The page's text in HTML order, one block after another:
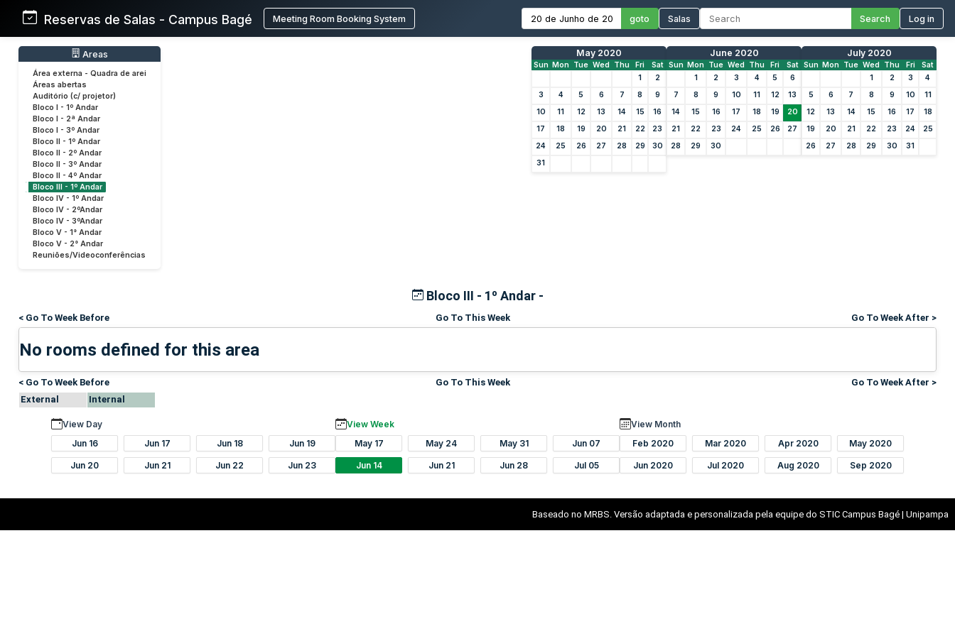
Reservas de Salas - Campus Bagé Meeting Room Booking System goto Salas Search Log in
Areas
Área externa - Quadra de arei
Áreas abertas
Auditório (c/ projetor)
Bloco I - 1º Andar
Bloco I - 2ª Andar
Bloco I - 3º Andar
Bloco II - 1º Andar
Bloco II - 2º Andar
Bloco II - 3º Andar
Bloco II - 4º Andar
Bloco III - 1º Andar
Bloco IV - 1º Andar
Bloco IV - 2ºAndar
Bloco IV - 3ºAndar
Bloco V - 1° Andar
Bloco V - 2° Andar
Reuniões/Videoconferências
May 2020
Sun Mon Tue Wed Thu Fri
Sat
1
2
3
4 5 6 7 8
9
10
11 12 13 14 15
16
17
18 19 20 21 22
23
24
25 26 27 28 29
30
31
June 2020
Sun Mon Tue Wed Thu Fri
Sat
1
2 3 4 5
6
7
8 9 10 11 12
13
14
15 16 17 18 19
20
21
22 23 24 25 26
27
28
29 30
July 2020
Sun Mon Tue Wed Thu Fri
Sat
1
2 3
4
5
6 7 8 9 10
11
12
13 14 15 16 17
18
19
20 21 22 23 24
25
26
27 28 29 30 31
Bloco III - 1º Andar -
< Go To Week Before Go To This Week Go To Week After >
No rooms defined for this area
< Go To Week Before Go To This Week
Go To Week After >
External
Internal
View Day
Jun 16
Jun 17 Jun 18 Jun 19
Jun 20 Jun 21 Jun 22 Jun 23
View Week
May 17
May 24 May 31 Jun 07
Jun 14 Jun 21 Jun 28 Jul 05
View Month
Feb 2020
Mar 2020 Apr 2020 May 2020
Jun 2020 Jul 2020 Aug 2020 Sep 2020
Baseado no MRBS. Versão adaptada e personalizada pela equipe do STIC Campus Bagé | Unipampa